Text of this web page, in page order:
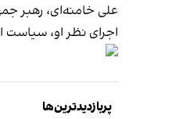
علی خامنه‌ای، رهبر
اجرای نظر او،
پربازدیدترین‌ها